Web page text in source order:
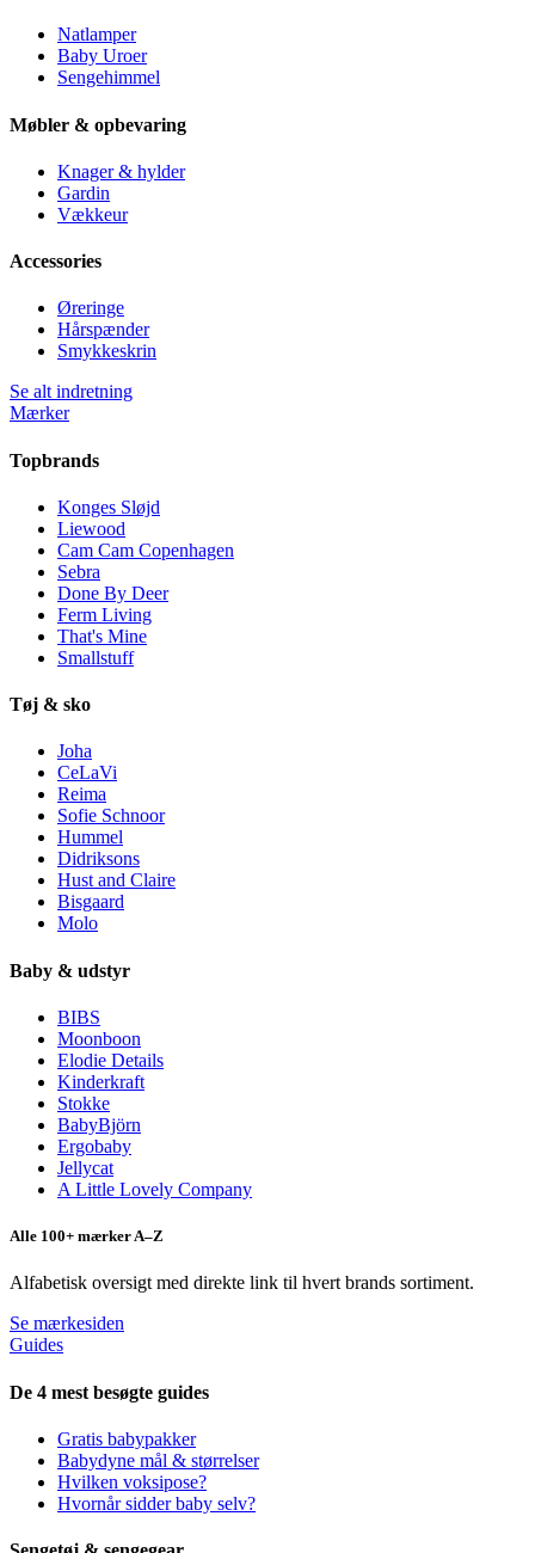
Natlamper
Baby Uroer
Sengehimmel
Møbler & opbevaring
Knager & hylder
Gardin
Vækkeur
Accessories
Øreringe
Hårspænder
Smykkeskrin
Se alt indretning
Mærker
Topbrands
Konges Sløjd
Liewood
Cam Cam Copenhagen
Sebra
Done By Deer
Ferm Living
That's Mine
Smallstuff
Tøj & sko
Joha
CeLaVi
Reima
Sofie Schnoor
Hummel
Didriksons
Hust and Claire
Bisgaard
Molo
Baby & udstyr
BIBS
Moonboon
Elodie Details
Kinderkraft
Stokke
BabyBjörn
Ergobaby
Jellycat
A Little Lovely Company
Alle 100+ mærker A–Z
Alfabetisk oversigt med direkte link til hvert brands sortiment.
Se mærkesiden
Guides
De 4 mest besøgte guides
Gratis babypakker
Babydyne mål & størrelser
Hvilken voksipose?
Hvornår sidder baby selv?